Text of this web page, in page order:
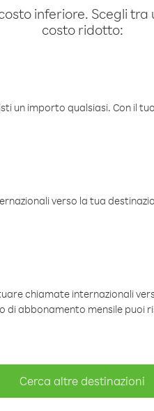
inferiore. Scegli
costo ridotto:
un importo qualsiasi. Con il
verso la tua
chiamate internazionali
di abbonamento mensile puoi
Cerca altre destinazioni